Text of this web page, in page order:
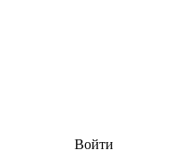
Войти